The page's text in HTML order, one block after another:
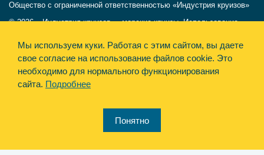
Общество с ограниченной ответственностью «Индустрия круизов»
© 2026, «Индустрия круизов» - морские круизы. Использование
разрешения компании «Индустрия круизов». Информация,
размещённая на сайте, несёт справочный характер и не является
офертой.
Политика конфиденциальности
Мы используем куки. Работая с этим сайтом, вы даете
свое согласие на использование файлов cookie. Это
необходимо для нормального функционирования
сайта. Подробнее
Понятно